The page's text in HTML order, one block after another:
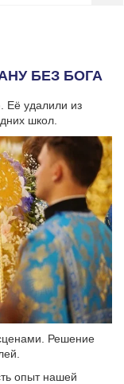
БЕЗ БОГА
Её удалили из
школ.
Решение
опыт нашей